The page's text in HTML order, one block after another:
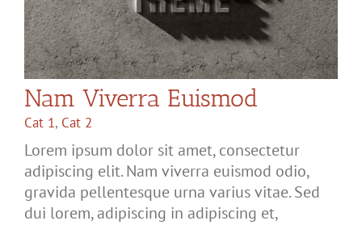
Nam Viverra Euismod
Cat 1, Cat 2
Lorem ipsum dolor sit amet, consectetur
adipiscing elit. Nam viverra euismod odio,
gravida pellentesque urna varius vitae. Sed
dui lorem, adipiscing in adipiscing et,